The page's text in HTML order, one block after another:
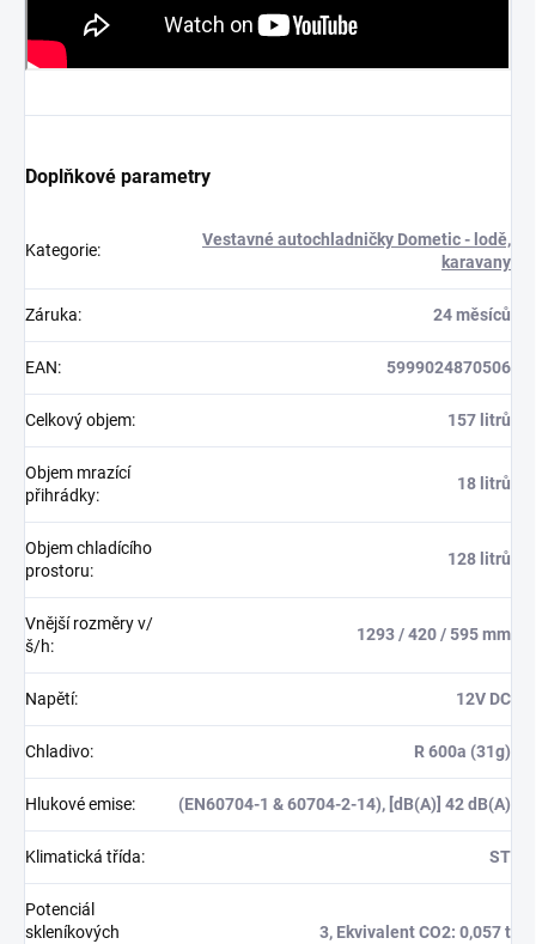
Doplňkové parametry
Kategorie:
Vestavné autochladničky Dometic - lodě,
karavany
Záruka: 24 měsíců
EAN: 5999024870506
Celkový objem: 157 litrů
Objem mrazící
přihrádky:
18 litrů
Objem chladícího
prostoru:
128 litrů
Vnější rozměry v/
š/h:
1293 / 420 / 595 mm
Napětí: 12V DC
Chladivo: R 600a (31g)
Hlukové emise: (EN60704-1 & 60704-2-14), [dB(A)] 42 dB(A)
Klimatická třída: ST
Potenciál
skleníkových
3, Ekvivalent CO2: 0,057 t